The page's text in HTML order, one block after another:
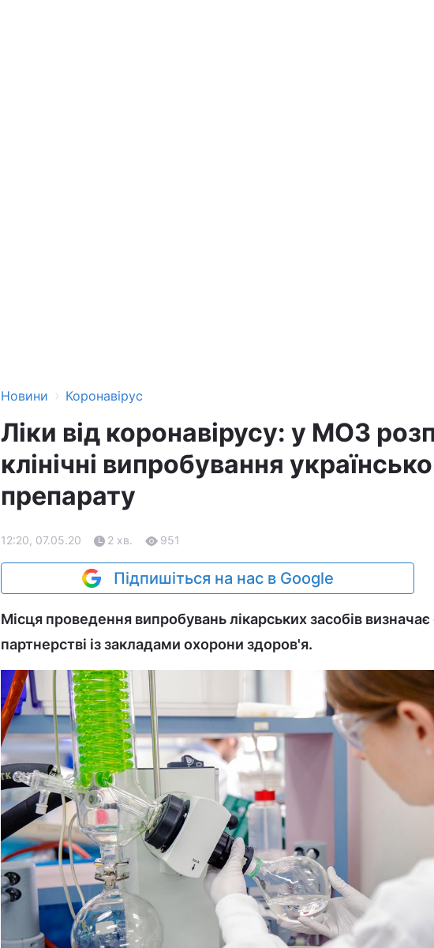
Новини › Коронавірус
Ліки від коронавірусу: у МОЗ
клінічні випробування
препарату
12:20, 07.05.20 2 хв. 951
Підпишіться на нас в Google
Місця проведення випробувань лікарських засобів
партнерстві із закладами охорони здоров'я.